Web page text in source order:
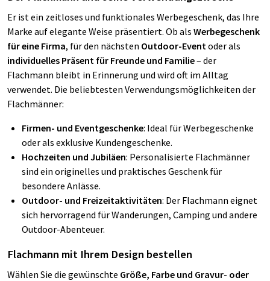
Er ist ein zeitloses und funktionales Werbegeschenk, das Ihre
Marke auf elegante Weise präsentiert. Ob als Werbegeschenk
für eine Firma, für den nächsten Outdoor-Eventoder als
individuelles Präsent für Freunde und Familie– der
Flachmann bleibt in Erinnerung und wird oft im Alltag
verwendet. Die beliebtesten Verwendungsmöglichkeiten der
Flachmänner:
Firmen- und Eventgeschenke: Ideal für Werbegeschenke
oder als exklusive Kundengeschenke.
Hochzeiten und Jubiläen: Personalisierte Flachmänner
sind ein originelles und praktisches Geschenk für
besondere Anlässe.
Outdoor- und Freizeitaktivitäten: Der Flachmann eignet
sich hervorragend für Wanderungen, Camping und andere
Outdoor-Abenteuer.
Flachmann mit Ihrem Design bestellen
Wählen Sie die gewünschte Größe, Farbe und Gravur- oder